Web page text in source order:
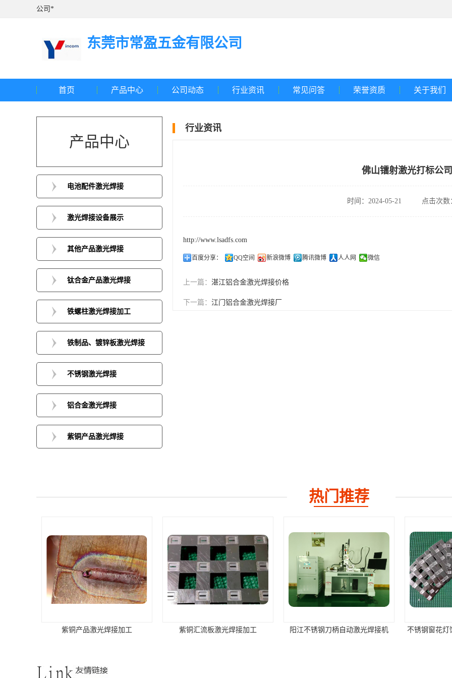
公司*
东莞市常盈五金有限公司
首页 产品中心 公司动态 行业资讯 常见问答 荣誉资质 关于我们
产品中心
电池配件激光焊接
激光焊接设备展示
其他产品激光焊接
钛合金产品激光焊接
铁螺柱激光焊接加工
铁制品、镀锌板激光焊接
不锈钢激光焊接
铝合金激光焊接
紫铜产品激光焊接
行业资讯
佛山镭射激光打标公司
时间：2024-05-21 点击次数
http://www.lsadfs.com
百度分享： QQ空间 新浪微博 腾讯微博 人人网 微信
上一篇： 湛江铝合金激光焊接价格
下一篇： 江门铝合金激光焊接厂
热门推荐
紫铜产品激光焊接加工 紫铜汇流板激光焊接加工 阳江不锈钢刀柄自动激光焊接机 不锈钢窗花灯